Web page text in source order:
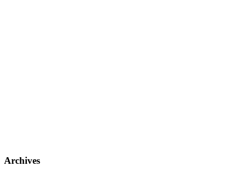
Archives